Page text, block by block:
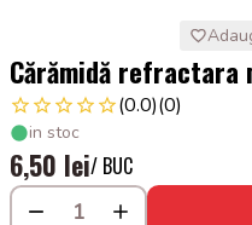
Cărămidă refractara
(0.0)(0)
in stoc
6,50 lei/ BUC